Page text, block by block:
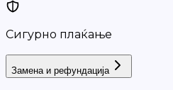
Сигурно плаќање
Замена и рефундација